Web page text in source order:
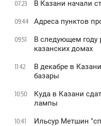
07:23 В Казани начали
09:44 Адреса пунктов
09:51
В следующем году
казанских домах
11:42
В декабре в
базары
10:50
Куда в Казани
лампы
10:41
Ильсур Метшин